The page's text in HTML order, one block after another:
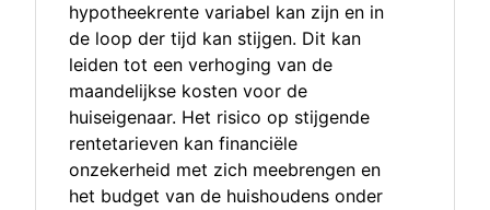
hypotheekrente variabel kan zijn en in
de loop der tijd kan stijgen. Dit kan
leiden tot een verhoging van de
maandelijkse kosten voor de
huiseigenaar. Het risico op stijgende
rentetarieven kan financiële
onzekerheid met zich meebrengen en
het budget van de huishoudens onder